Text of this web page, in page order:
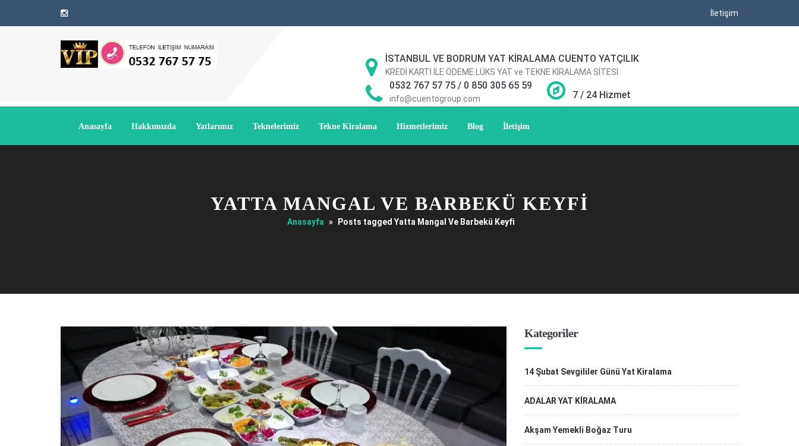
İletişim
İSTANBUL VE BODRUM YAT KİRALAMA CUENTO YATÇILIK
KREDİ KARTI İLE ÖDEME LÜKS YAT ve TEKNE KİRALAMA SİTESİ
0532 767 57 75 / 0 850 305 65 59
info@cuentogroup.com 7 / 24 Hizmet
Anasayfa Hakkımızda Yatlarımız Teknelerimiz Tekne Kiralama Hizmetlerimiz Blog İletişim
YATTA MANGAL VE BARBEKÜ KEYFI
Anasayfa » Posts tagged Yatta Mangal Ve Barbekü Keyfi
Kategoriler
14 Şubat Sevgililer Günü Yat Kiralama
ADALAR YAT KİRALAMA
Akşam Yemekli Boğaz Turu